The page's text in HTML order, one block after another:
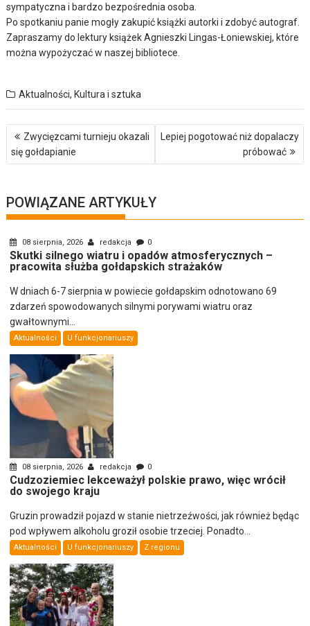
sympatyczna i bardzo bezpośrednia osoba.
Po spotkaniu panie mogły zakupić książki autorki i zdobyć autograf.
Zapraszamy do lektury książek Agnieszki Lingas-Łoniewskiej, które
można wypożyczać w naszej bibliotece.
Aktualności, Kultura i sztuka
Nawigacja
wpisu
Zwycięzcami turnieju okazali
się gołdapianie
Lepiej pogotować niż dopalaczy
próbować
POWIĄZANE ARTYKUŁY
08 sierpnia, 2026 redakcja 0
Skutki silnego wiatru i opadów atmosferycznych –
pracowita służba gołdapskich strażaków
W dniach 6-7 sierpnia w powiecie gołdapskim odnotowano 69
zdarzeń spowodowanych silnymi porywami wiatru oraz
gwałtownymi...
Aktualności U funkcjonariuszy
08 sierpnia, 2026 redakcja 0
Cudzoziemiec lekceważył polskie prawo, więc wrócił
do swojego kraju
Gruzin prowadził pojazd w stanie nietrzeźwości, jak również będąc
pod wpływem alkoholu groził osobie trzeciej. Ponadto...
Aktualności U funkcjonariuszy Z regionu